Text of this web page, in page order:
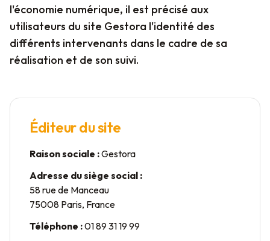
l'économie numérique, il est précisé aux
utilisateurs du site Gestora l'identité des
différents intervenants dans le cadre de sa
réalisation et de son suivi.
Éditeur du site
Raison sociale :Gestora
Adresse du siège social :
58 rue de Manceau
75008 Paris, France
Téléphone :01 89 31 19 99